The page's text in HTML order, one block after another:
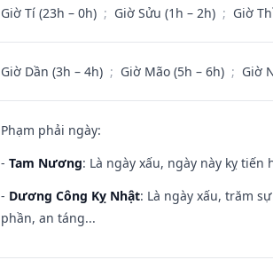
Giờ Tí (23h – 0h) ; Giờ Sửu (1h – 2h) ; Giờ
Giờ Dần (3h – 4h) ; Giờ Mão (5h – 6h) ; Giờ
Phạm phải ngày:
- Tam Nương: Là ngày xấu, ngày này kỵ
- Dương Công Kỵ Nhật: Là ngày xấu, trăm
phần, an táng...